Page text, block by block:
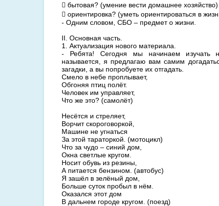
 бытовая? (умение вести домашнее хозяйство)
 ориентировка? (уметь ориентироваться в
- Одним словом, СБО – предмет о жизни.
II. Основная часть.
1. Актуализация нового материала.
- Ребята! Сегодня мы начинаем изучать
называется, я предлагаю вам самим
загадки, а вы попробуете их отгадать.
Смело в небе проплывает,
Обгоняя птиц полёт.
Человек им управляет,
Что же это? (самолёт)
Несётся и стреляет,
Ворчит скороговоркой,
Машине не угнаться
За этой тараторкой. (мотоцикл)
Что за чудо – синий дом,
Окна светлые кругом.
Носит обувь из резины,
А питается бензином. (автобус)
Я зашёл в зелёный дом,
Больше суток пробыл в нём.
Оказался этот дом
В дальнем городе кругом. (поезд)